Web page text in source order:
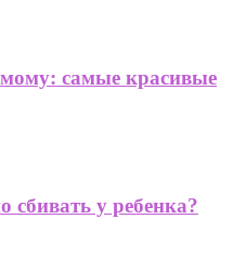
самые красивые
у ребенка?